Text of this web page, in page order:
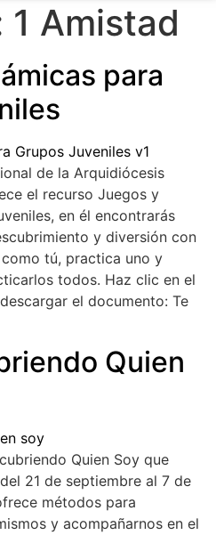
1 Amistad
para
de la Arquidiócesis
el recurso Juegos y
en él encontrarás
y diversión con
tú, practica uno y
todos. Haz clic en el
el documento: Te
Quien
Quien Soy que
21 de septiembre al 7 de
métodos para
y acompañarnos en el